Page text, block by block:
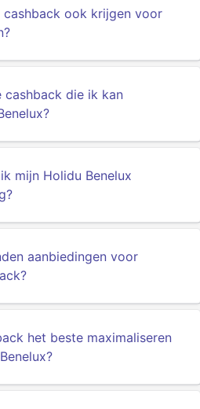
cashback ook krijgen voor
cashback die ik kan
mijn Holidu Benelux
aanbiedingen voor
het beste maximaliseren